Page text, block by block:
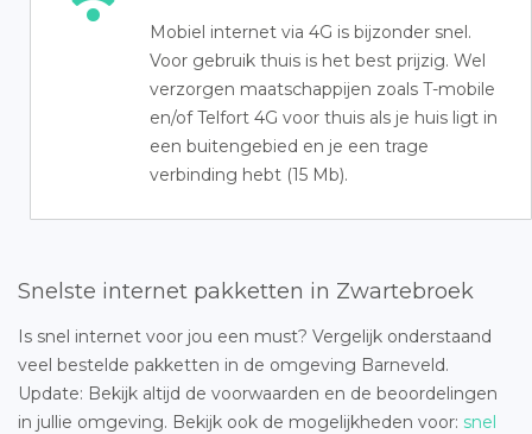
Mobiel internet via 4G is bijzonder snel.
Voor gebruik thuis is het best prijzig. Wel
verzorgen maatschappijen zoals T-mobile
en/of Telfort 4G voor thuis als je huis ligt in
een buitengebied en je een trage
verbinding hebt (15 Mb).
Snelste internet pakketten in Zwartebroek
Is snel internet voor jou een must? Vergelijk onderstaand
veel bestelde pakketten in de omgeving Barneveld.
Update: Bekijk altijd de voorwaarden en de beoordelingen
in jullie omgeving. Bekijk ook de mogelijkheden voor: snel